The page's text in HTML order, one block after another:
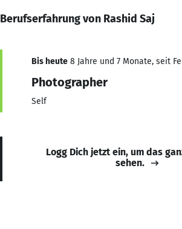
Berufserfahrung von Rashid Saj
Bis heute 8 Jahre und 7 Monate, seit
Photographer
Self
Logg Dich jetzt ein, um das
sehen.